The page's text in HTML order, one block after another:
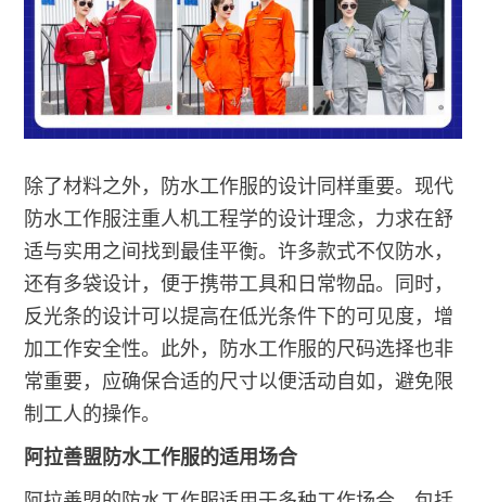
除了材料之外，防水工作服的设计同样重要。现代
防水工作服注重人机工程学的设计理念，力求在舒
适与实用之间找到最佳平衡。许多款式不仅防水，
还有多袋设计，便于携带工具和日常物品。同时，
反光条的设计可以提高在低光条件下的可见度，增
加工作安全性。此外，防水工作服的尺码选择也非
常重要，应确保合适的尺寸以便活动自如，避免限
制工人的操作。
阿拉善盟防水工作服的适用场合